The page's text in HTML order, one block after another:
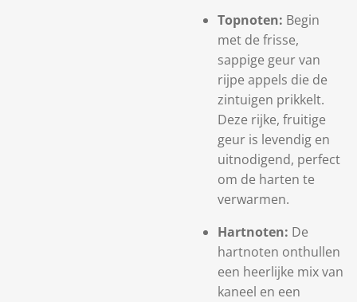
Topnoten: Begin
met de frisse,
sappige geur van
rijpe appels die de
zintuigen prikkelt.
Deze rijke, fruitige
geur is levendig en
uitnodigend, perfect
om de harten te
verwarmen.
Hartnoten: De
hartnoten onthullen
een heerlijke mix van
kaneel en een